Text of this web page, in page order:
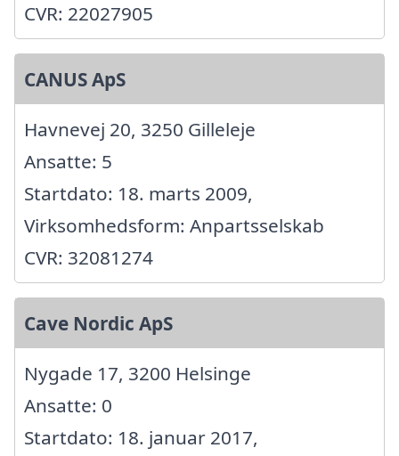
CVR: 22027905
CANUS ApS
Havnevej 20, 3250 Gilleleje
Ansatte: 5
Startdato: 18. marts 2009,
Virksomhedsform: Anpartsselskab
CVR: 32081274
Cave Nordic ApS
Nygade 17, 3200 Helsinge
Ansatte: 0
Startdato: 18. januar 2017,